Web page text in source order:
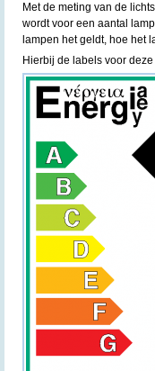
Met de meting van de
wordt voor een aantal
lampen het geldt, hoe het
Hierbij de labels voor